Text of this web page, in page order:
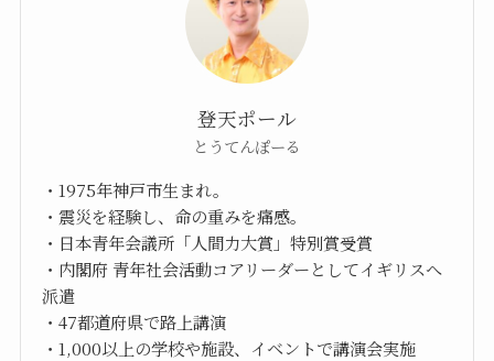
登天ポール
とうてんぽーる
・1975年神戸市生まれ。
・震災を経験し、命の重みを痛感。
・日本青年会議所「人間力大賞」特別賞受賞
・内閣府 青年社会活動コアリーダーとしてイギリスへ
派遣
・47都道府県で路上講演
・1,000以上の学校や施設、イベントで講演会実施